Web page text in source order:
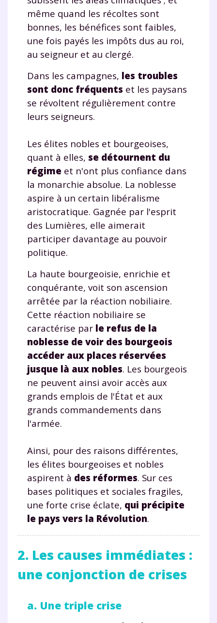
même quand les récoltes sont
bonnes, les bénéfices sont faibles,
une fois payés les impôts dus au roi,
au seigneur et au clergé.
Dans les campagnes, les troubles
sont donc fréquents et les paysans
se révoltent régulièrement contre
leurs seigneurs.
Les élites nobles et bourgeoises,
quant à elles, se détournent du
régime et n'ont plus confiance dans
la monarchie absolue. La noblesse
aspire à un certain libéralisme
aristocratique. Gagnée par l'esprit
des Lumières, elle aimerait
participer davantage au pouvoir
politique.
La haute bourgeoisie, enrichie et
conquérante, voit son ascension
arrêtée par la réaction nobiliaire.
Cette réaction nobiliaire se
caractérise par le refus de la
noblesse de voir des bourgeois
accéder aux places réservées
jusque là aux nobles. Les bourgeois
ne peuvent ainsi avoir accès aux
grands emplois de l'État et aux
grands commandements dans
l'armée.
Ainsi, pour des raisons différentes,
les élites bourgeoises et nobles
aspirent à des réformes. Sur ces
bases politiques et sociales fragiles,
une forte crise éclate, qui précipite
le pays vers la Révolution.
2. Les causes immédiates :
une conjonction de crises
a. Une triple crise
Fermer
Envie de progresser